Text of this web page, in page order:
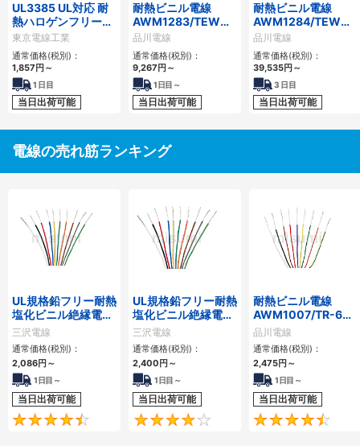
UL3385 UL対応 耐
熱ハロゲンフリー電
線
東京電線工業
通常価格(税別)：
1,857 円 ～
1 日目
当日出荷可能
耐熱ビニル電線
AWM1283/TEW（UL1283）
シリーズ
品川電線
通常価格(税別)：
9,267 円 ～
1 日目～
当日出荷可能
耐熱ビニル電線
AWM1284/TEW（
シリーズ
品川電線
通常価格(税別)：
39,535円 ～
3 日目
当日出荷可能
電線の売れ筋ランキング
UL規格鉛フリー耐熱
塩化ビニル絶縁電線
UL 1007（ボビン
（リール）巻・ツイ
ストペア加工品含
む）
三沢電線
通常価格(税別)：
2,086円 ～
1日目～
当日出荷可能
4.4
UL規格鉛フリー耐熱
塩化ビニル絶縁電線
UL 1015（ボビン
（リール）巻・ツイ
ストペア加工品含
む）
三沢電線
通常価格(税別)：
2,400 円 ～
1日目～
当日出荷可能
4.3
耐熱ビニル電線
AWM1007/TR-64
シリーズ（ボビン
（リール）巻・ツイ
ストペア加工品含
む）
品川電線
通常価格(税別)：
2,475円 ～
1日目～
当日出荷可能